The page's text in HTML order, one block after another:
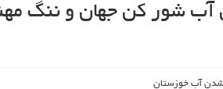
آب شور کن جهان و ننگ
شدن آب خوزستان